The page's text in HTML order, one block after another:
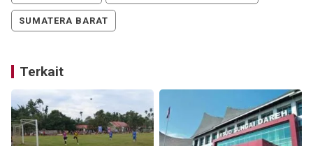
SUMATERA BARAT
Terkait